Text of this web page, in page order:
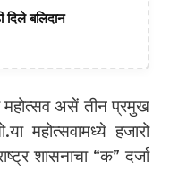
दिले बलिदान
महोत्सव असें तीन प्रमुख
महोत्सवामध्ये हजारो
शासनाचा “क” दर्जा